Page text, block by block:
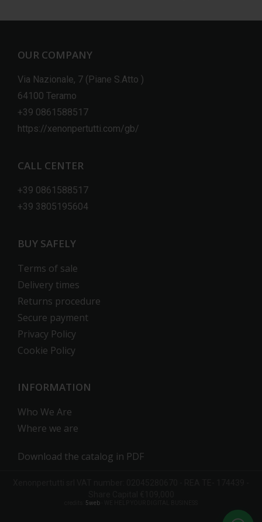
OUR COMPANY
Via Nazionale, 7 (Piane S.Atto )
64100 Teramo
+39 0861588517
https://xenonpertutti.com/gb/
CALL CENTER
+39 0861588517
+39 3805195604
BUY SAFELY
Terms of sale
Delivery times
Returns procedure
Secure payment
Privacy Policy
Cookie Policy
INFORMATION
Who We Are
Where we are
Download the catalog in PDF
5web